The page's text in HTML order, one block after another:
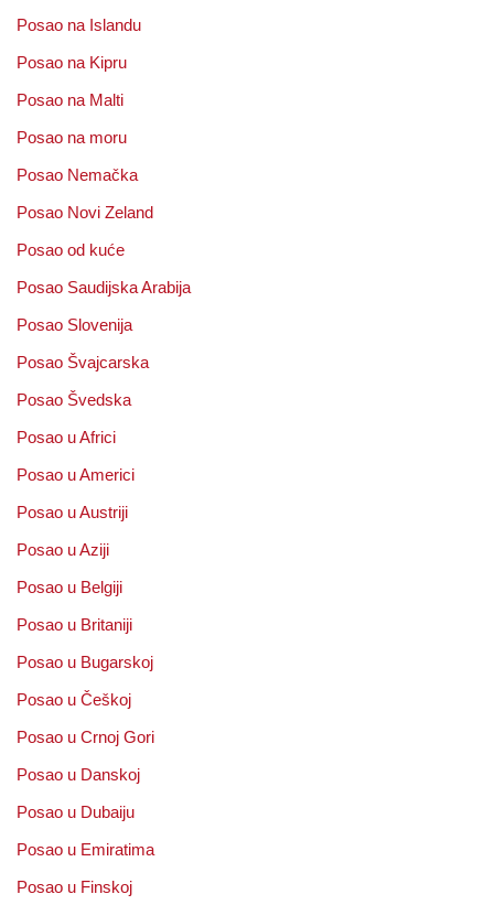
Posao na Islandu
Posao na Kipru
Posao na Malti
Posao na moru
Posao Nemačka
Posao Novi Zeland
Posao od kuće
Posao Saudijska Arabija
Posao Slovenija
Posao Švajcarska
Posao Švedska
Posao u Africi
Posao u Americi
Posao u Austriji
Posao u Aziji
Posao u Belgiji
Posao u Britaniji
Posao u Bugarskoj
Posao u Češkoj
Posao u Crnoj Gori
Posao u Danskoj
Posao u Dubaiju
Posao u Emiratima
Posao u Finskoj